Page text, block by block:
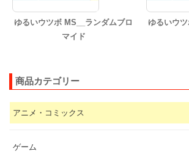
ゆるいウツボ MS__ランダムブロ
マイド
ゆるいウ
商品カテゴリー
アニメ・コミックス
ゲーム